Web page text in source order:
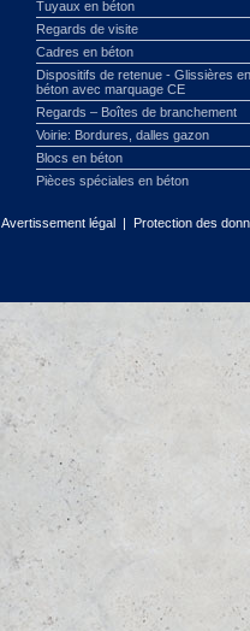
Tuyaux en béton
Regards de visite
Cadres en béton
Dispositifs de retenue - Glissières en
béton avec marquage CE
Regards – Boîtes de branchement
Voirie: Bordures, dalles gazon
Blocs en béton
Pièces spéciales en béton
Avertissement légal | Protection des